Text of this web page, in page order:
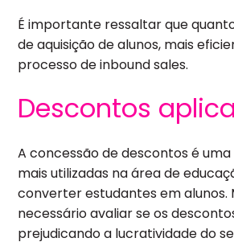
É importante ressaltar que
de aquisição de alunos, mais
processo de inbound sales.
Descontos
A concessão de descontos é
mais utilizadas na área de
converter estudantes em alunos.
necessário avaliar se os
prejudicando a lucratividade do